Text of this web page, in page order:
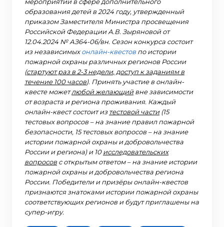
образования детей в 2024 году, утвержденный
приказом Заместителя Министра просвещения
Российской Федерации А.В. Зыряновой от
12.04.2024 № АЗ64-06/вн. Сезон конкурса состоит
из независимыхонлайн-квестов по истории
пожарной охраны различных регионов России
(стартуют раз в 2-3 недели, доступ к заданиям в
течение 100 часов). Принять участие в онлайн-
квесте можетлюбой желающийвне зависимости
от возраста и региона проживания. Каждый
онлайн-квест состоит изтестовой части(15
тестовых вопросов – на знание правил пожарной
безопасности, 15 тестовых вопросов – на знание
истории пожарной охраны и добровольчества
России и региона) и 10исследовательских
вопросовс открытым ответом – на знание истории
пожарной охраны и добровольчества региона
России. Победители и призёры онлайн-квестов
признаются знатоками истории пожарной охраны
соответствующих регионов и будут приглашены на
супер-игру.